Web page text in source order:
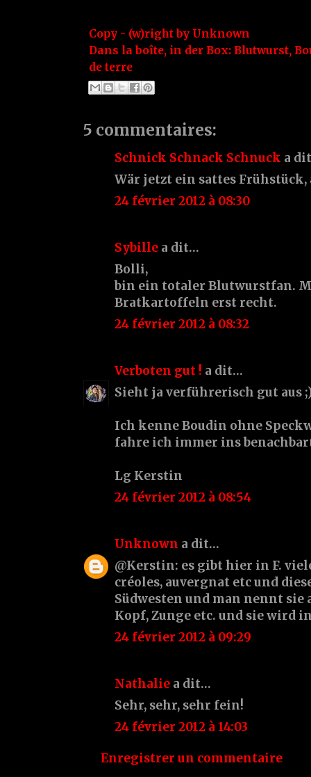
Copy - (w)right by Unknown
Dans la boîte, in der Box: Blutwurst,
de terre
5 commentaires:
Schnick Schnack Schnuck a
Wär jetzt ein sattes Frühstück,
24 février 2012 à 08:30
Sybille a dit…
Bolli,
bin ein totaler Blutwurstfan.
Bratkartoffeln erst recht.
24 février 2012 à 08:32
Verboten gut ! a dit…
Sieht ja verführerisch gut aus
Ich kenne Boudin ohne
fahre ich immer ins
Lg Kerstin
24 février 2012 à 08:54
Unknown a dit…
@Kerstin: es gibt hier in F.
créoles, auvergnat etc und
Südwesten und man nennt sie
Kopf, Zunge etc. und sie wird
24 février 2012 à 09:29
Nathalie a dit…
Sehr, sehr, sehr fein!
24 février 2012 à 14:03
Enregistrer un commentaire